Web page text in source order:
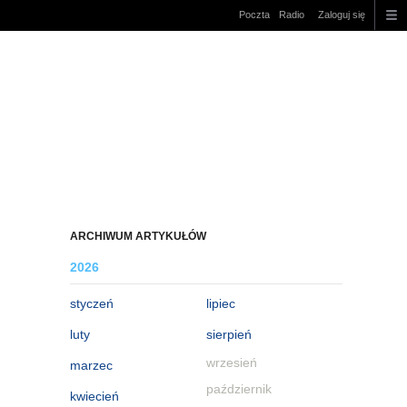
Poczta Radio Zaloguj się
ARCHIWUM ARTYKUŁÓW
2026
styczeń
luty
marzec
kwiecień
lipiec
sierpień
wrzesień
październik